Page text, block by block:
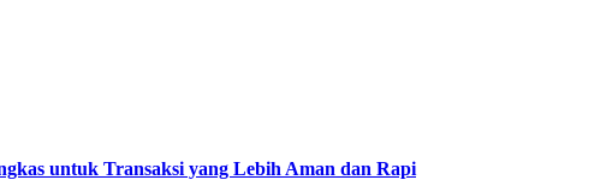
untuk Transaksi yang Lebih Aman dan Rapi